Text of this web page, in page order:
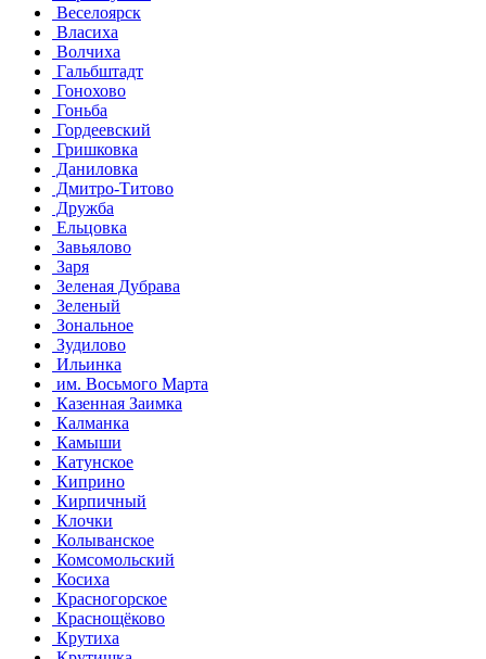
Веселоярск
Власиха
Волчиха
Гальбштадт
Гонохово
Гоньба
Гордеевский
Гришковка
Даниловка
Дмитро-Титово
Дружба
Ельцовка
Завьялово
Заря
Зеленая Дубрава
Зеленый
Зональное
Зудилово
Ильинка
им. Восьмого Марта
Казенная Заимка
Калманка
Камыши
Катунское
Киприно
Кирпичный
Клочки
Колыванское
Комсомольский
Косиха
Красногорское
Краснощёково
Крутиха